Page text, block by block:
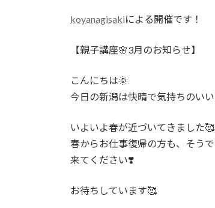
新
時
:
koyanagisakiによる開催です！
【親子講座🌸3月のお知らせ】
こんにちは🌞
今日の新潟は快晴で気持ちのい
いよいよ春が近づいてきました🥰
春からお仕事復帰の方も、そう
来てください❣️
お待ちしています🥰